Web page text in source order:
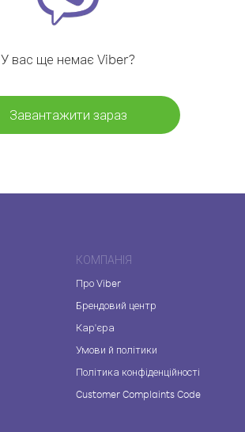
У вас ще немає Viber?
Завантажити зараз
КОМПАНІЯ
Про Viber
Брендовий центр
Кар'єра
Умови й політики
Політика конфіденційності
Customer Complaints Code